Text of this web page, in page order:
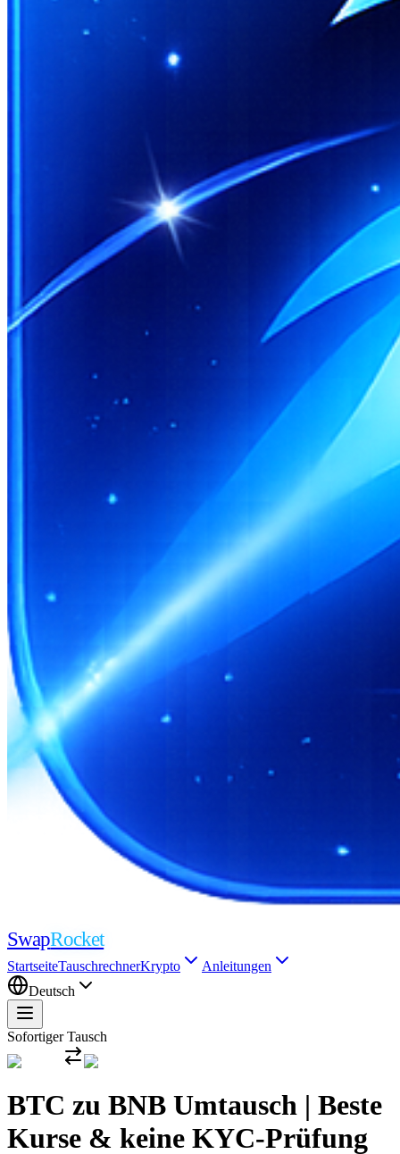
SwapRocket
StartseiteTauschrechnerKrypto
Anleitungen
Deutsch
Sofortiger Tausch
BTC zu BNB Umtausch | Beste
Kurse & keine KYC-Prüfung